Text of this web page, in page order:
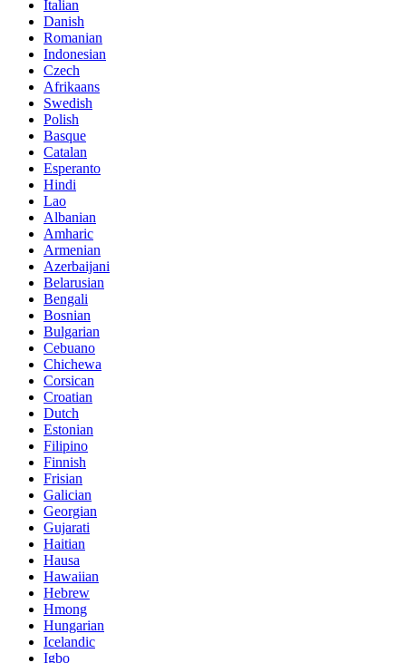
Italian
Danish
Romanian
Indonesian
Czech
Afrikaans
Swedish
Polish
Basque
Catalan
Esperanto
Hindi
Lao
Albanian
Amharic
Armenian
Azerbaijani
Belarusian
Bengali
Bosnian
Bulgarian
Cebuano
Chichewa
Corsican
Croatian
Dutch
Estonian
Filipino
Finnish
Frisian
Galician
Georgian
Gujarati
Haitian
Hausa
Hawaiian
Hebrew
Hmong
Hungarian
Icelandic
Igbo